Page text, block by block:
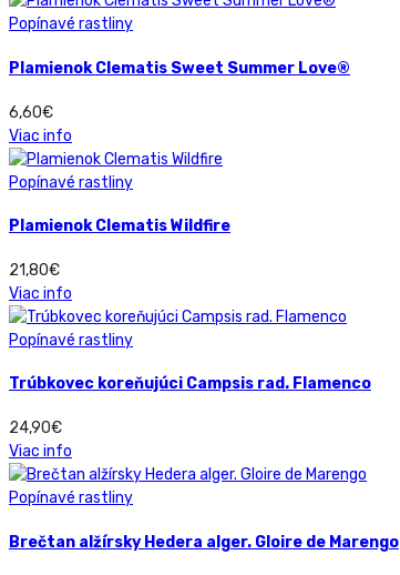
Popínavé rastliny
Plamienok Clematis Sweet Summer Love®
6,60€
Viac info
Popínavé rastliny
Plamienok Clematis Wildfire
21,80€
Viac info
Popínavé rastliny
Trúbkovec koreňujúci Campsis rad. Flamenco
24,90€
Viac info
Popínavé rastliny
Brečtan alžírsky Hedera alger. Gloire de Marengo